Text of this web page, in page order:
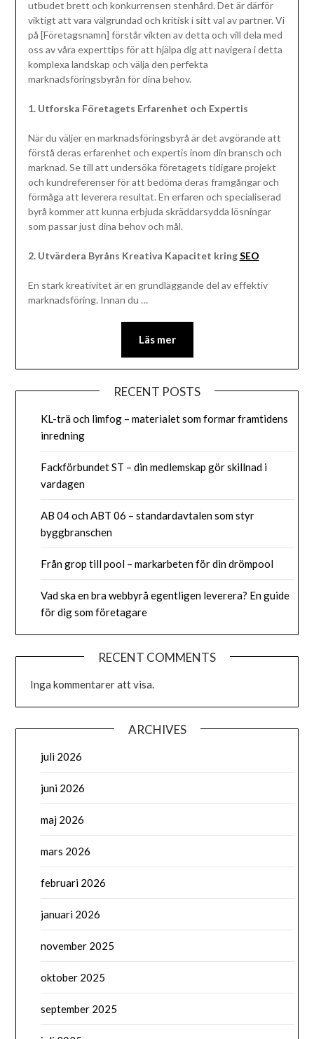
utbudet brett och konkurrensen stenhård. Det är därför
viktigt att vara välgrundad och kritisk i sitt val av partner. Vi
på [Företagsnamn] förstår vikten av detta och vill dela med
oss av våra experttips för att hjälpa dig att navigera i detta
komplexa landskap och välja den perfekta
marknadsföringsbyrån för dina behov.
1. Utforska Företagets Erfarenhet och Expertis
När du väljer en marknadsföringsbyrå är det avgörande att
förstå deras erfarenhet och expertis inom din bransch och
marknad. Se till att undersöka företagets tidigare projekt
och kundreferenser för att bedöma deras framgångar och
förmåga att leverera resultat. En erfaren och specialiserad
byrå kommer att kunna erbjuda skräddarsydda lösningar
som passar just dina behov och mål.
2. Utvärdera Byråns Kreativa Kapacitet kringSEO
En stark kreativitet är en grundläggande del av effektiv
marknadsföring. Innan du …
Läs mer
RECENT POSTS
KL-trä och limfog – materialet som formar framtidens
inredning
Fackförbundet ST – din medlemskap gör skillnad i
vardagen
AB 04 och ABT 06 – standardavtalen som styr
byggbranschen
Från grop till pool – markarbeten för din drömpool
Vad ska en bra webbyrå egentligen leverera? En guide
för dig som företagare
RECENT COMMENTS
Inga kommentarer att visa.
ARCHIVES
juli 2026
juni 2026
maj 2026
mars 2026
februari 2026
januari 2026
november 2025
oktober 2025
september 2025